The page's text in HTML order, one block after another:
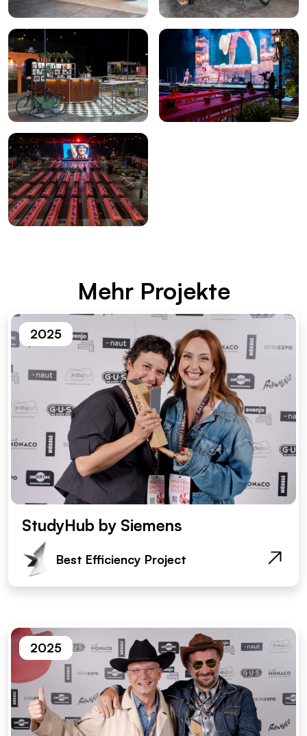
Mehr Pro­jek­te
2025
StudyHub by Siemens
Best Efficiency Project
2025